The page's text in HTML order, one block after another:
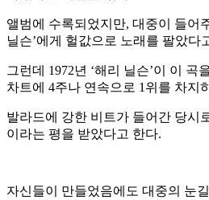
앨범에 수록되었지만, 대중이 들어
닐슨’에게 헐값으로 노래를 팔았다
그런데 1972년 ‘해리 닐슨’이 이 곡
차트에 4주나 연속으로 1위를 차지
발라드에 강한 비트가 들어간 당시
이라는 평을 받았다고 한다.
자신들이 만들었음에도 대중의 눈